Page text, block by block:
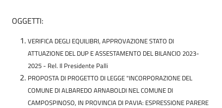
OGGETTI:
VERIFICA DEGLI EQUILIBRI, APPROVAZIONE STATO DI
ATTUAZIONE DEL DUP E ASSESTAMENTO DEL BILANCIO 2023-
2025 - Rel. Il Presidente Palli
PROPOSTA DI PROGETTO DI LEGGE "INCORPORAZIONE DEL
COMUNE DI ALBAREDO ARNABOLDI NEL COMUNE DI
CAMPOSPINOSO, IN PROVINCIA DI PAVIA: ESPRESSIONE PARERE